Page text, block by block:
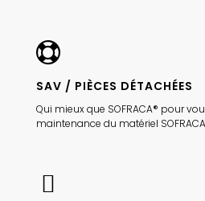
SAV / PIÈCES DÉTACHÉES
Qui mieux que SOFRACA® pour
maintenance du matériel